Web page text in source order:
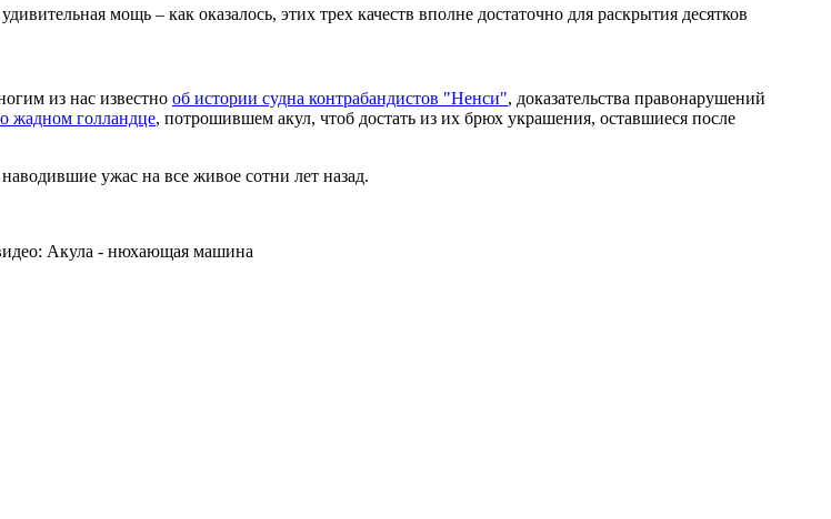
мощь – как оказалось, этих трех качеств вполне достаточно для раскрытия десятков
из нас известно об истории судна контрабандистов "Ненси", доказательства правонарушений
жадном голландце, потрошившем акул, чтоб достать из их брюх украшения, оставшиеся после
ужас на все живое сотни лет назад.
Акула - нюхающая машина